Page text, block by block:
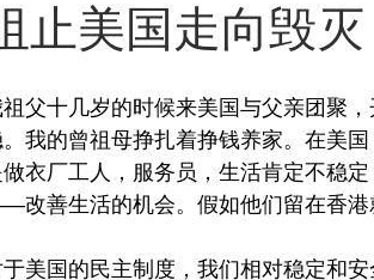
止美国走向毁
父十几岁的时候来美国与父亲团聚
我的曾祖母挣扎着挣钱养家。在美
做衣厂工人，服务员，生活肯定不稳
改善生活的机会。假如他们留在香港
于美国的民主制度，我们相对稳定和